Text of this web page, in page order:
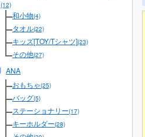
(12)
和小物(4)
タオル(22)
キッズ[TOY/Tシャツ](23)
その他(27)
ANA
おもちゃ(25)
バッグ(5)
ステーショナリー(17)
キーホルダー(28)